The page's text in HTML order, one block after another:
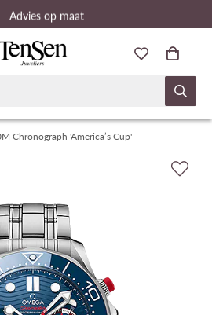
Advies op maat
Snelle verzending
Chronograph 'America’s Cup'